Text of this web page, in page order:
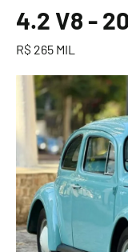
4.2 V8 -
R$ 265 MIL